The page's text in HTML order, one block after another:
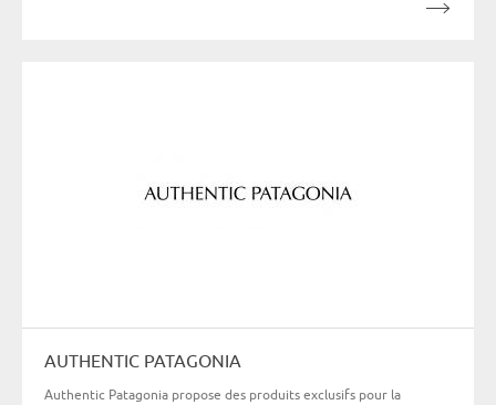
AUTHENTIC PATAGONIA
Authentic Patagonia propose des produits exclusifs pour la